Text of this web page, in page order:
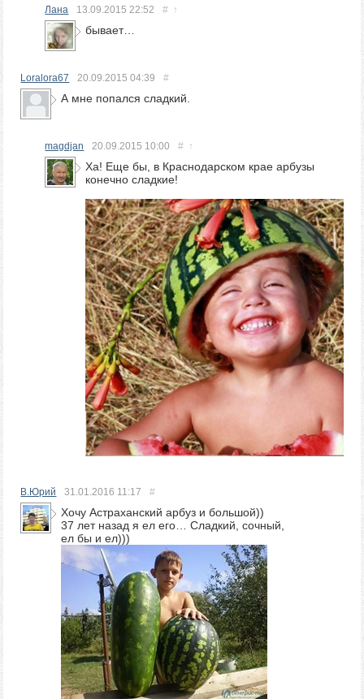
Лана 13.09.201522:52 # ↑
бывает…
Loralora67 20.09.201504:39 #
А мне попался сладкий.
magdjan 20.09.2015 10:00 # ↑
Ха! Еще бы, в Краснодарском крае арбузы
конечно сладкие!
В.Юрий 31.01.2016 11:17 #
Хочу Астраханский арбуз и большой))
37 лет назад я ел его… Сладкий, сочный,
ел бы и ел)))